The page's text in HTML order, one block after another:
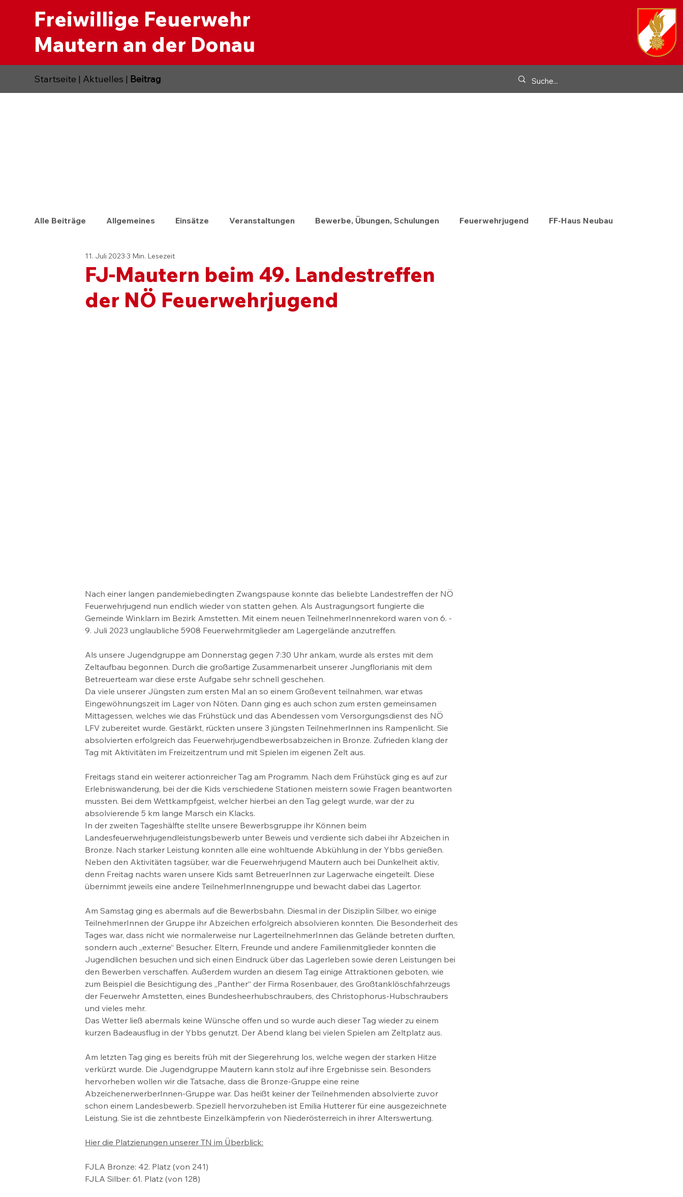
Freiwillige Feuerwehr
Mautern an der Donau
Alle Beiträge Allgemeines Einsätze Veranstaltungen Bewerbe, Übungen, Schulungen Feuerwehrjugend FF-Haus Neubau
FJ-Mautern beim 49. Landestreffen
der NÖ Feuerwehrjugend
11. Juli 2023 3 Min. Lesezeit
Nach einer langen pandemiebedingten Zwangspause konnte das beliebte Landestreffen der NÖ
Feuerwehrjugend nun endlich wieder von statten gehen. Als Austragungsort fungierte die
Gemeinde Winklarn im Bezirk Amstetten. Mit einem neuen TeilnehmerInnenrekord waren von 6. -
9. Juli 2023 unglaubliche 5908 Feuerwehrmitglieder am Lagergelände anzutreffen.
Als unsere Jugendgruppe am Donnerstag gegen 7:30 Uhr ankam, wurde als erstes mit dem
Zeltaufbau begonnen. Durch die großartige Zusammenarbeit unserer Jungflorianis mit dem
Betreuerteam war diese erste Aufgabe sehr schnell geschehen.
Da viele unserer Jüngsten zum ersten Mal an so einem Großevent teilnahmen, war etwas
Eingewöhnungszeit im Lager von Nöten. Dann ging es auch schon zum ersten gemeinsamen
Mittagessen, welches wie das Frühstück und das Abendessen vom Versorgungsdienst des NÖ
LFV zubereitet wurde. Gestärkt, rückten unsere 3 jüngsten TeilnehmerInnen ins Rampenlicht. Sie
absolvierten erfolgreich das Feuerwehrjugendbewerbsabzeichen in Bronze. Zufrieden klang der
Tag mit Aktivitäten im Freizeitzentrum und mit Spielen im eigenen Zelt aus.
Freitags stand ein weiterer actionreicher Tag am Programm. Nach dem Frühstück ging es auf zur
Erlebniswanderung, bei der die Kids verschiedene Stationen meistern sowie Fragen beantworten
mussten. Bei dem Wettkampfgeist, welcher hierbei an den Tag gelegt wurde, war der zu
absolvierende 5 km lange Marsch ein Klacks.
In der zweiten Tageshälfte stellte unsere Bewerbsgruppe ihr Können beim
Landesfeuerwehrjugendleistungsbewerb unter Beweis und verdiente sich dabei ihr Abzeichen in
Bronze. Nach starker Leistung konnten alle eine wohltuende Abkühlung in der Ybbs genießen.
Neben den Aktivitäten tagsüber, war die Feuerwehrjugend Mautern auch bei Dunkelheit aktiv,
denn Freitag nachts waren unsere Kids samt BetreuerInnen zur Lagerwache eingeteilt. Diese
übernimmt jeweils eine andere TeilnehmerInnengruppe und bewacht dabei das Lagertor.
Am Samstag ging es abermals auf die Bewerbsbahn. Diesmal in der Disziplin Silber, wo einige
TeilnehmerInnen der Gruppe ihr Abzeichen erfolgreich absolvieren konnten. Die Besonderheit des
Tages war, dass nicht wie normalerweise nur LagerteilnehmerInnen das Gelände betreten durften,
sondern auch „externe“ Besucher. Eltern, Freunde und andere Familienmitglieder konnten die
Jugendlichen besuchen und sich einen Eindruck über das Lagerleben sowie deren Leistungen bei
den Bewerben verschaffen. Außerdem wurden an diesem Tag einige Attraktionen geboten, wie
zum Beispiel die Besichtigung des „Panther“ der Firma Rosenbauer, des Großtanklöschfahrzeugs
der Feuerwehr Amstetten, eines Bundesheerhubschraubers, des Christophorus-Hubschraubers
und vieles mehr.
Das Wetter ließ abermals keine Wünsche offen und so wurde auch dieser Tag wieder zu einem
kurzen Badeausflug in der Ybbs genutzt. Der Abend klang bei vielen Spielen am Zeltplatz aus.
Am letzten Tag ging es bereits früh mit der Siegerehrung los, welche wegen der starken Hitze
verkürzt wurde. Die Jugendgruppe Mautern kann stolz auf ihre Ergebnisse sein. Besonders
hervorheben wollen wir die Tatsache, dass die Bronze-Gruppe eine reine
AbzeichenerwerberInnen-Gruppe war. Das heißt keiner der Teilnehmenden absolvierte zuvor
schon einem Landesbewerb. Speziell hervorzuheben ist Emilia Hutterer für eine ausgezeichnete
Leistung. Sie ist die zehntbeste Einzelkämpferin von Niederösterreich in ihrer Alterswertung.
Hier die Platzierungen unserer TN im Überblick:
FJLA Bronze: 42. Platz (von 241)
FJLA Silber: 61. Platz (von 128)
Startseite | Aktuelles | Beitrag